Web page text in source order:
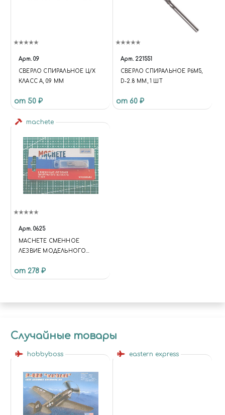
Арт. 0.9
СВЕРЛО СПИРАЛЬНОЕ Ц/Х
КЛАСС А, 0.9 ММ
от 50 ₽
Арт. 221551
СВЕРЛО СПИРАЛЬНОЕ Р6М5,
D-2.8 ММ, 1 ШТ
от 60 ₽
machete
Арт. 0625
MACHETE СМЕННОЕ
ЛЕЗВИЕ МОДЕЛЬНОГО
от 278 ₽
Случайные товары
hobbyboss eastern express